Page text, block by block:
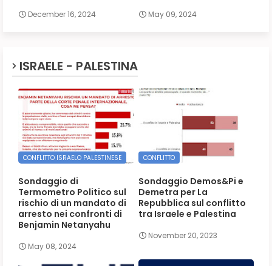
December 16, 2024 May 09, 2024
ISRAELE - PALESTINA
CONFLITTO ISRAELO PALESTINESE
Sondaggio di
Termometro Politico sul
rischio di un mandato di
arresto nei confronti di
Benjamin Netanyahu
May 08, 2024
CONFLITTO
Sondaggio Demos&Pi e
Demetra per La
Repubblica sul conflitto
tra Israele e Palestina
November 20, 2023